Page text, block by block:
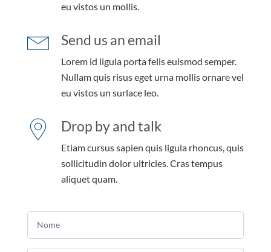
eu vistos un mollis.
Send us an email
Lorem id ligula porta felis euismod semper.
Nullam quis risus eget urna mollis ornare vel
eu vistos un surlace leo.
Drop by and talk
Etiam cursus sapien quis ligula rhoncus, quis
sollicitudin dolor ultricies. Cras tempus
aliquet quam.
Se sei